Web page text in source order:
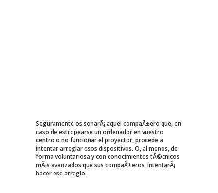
Seguramente os sonarÃ¡ aquel compaÃ±ero que, en
caso de estropearse un ordenador en vuestro
centro o no funcionar el proyector, procede a
intentar arreglar esos dispositivos. O, al menos, de
forma voluntariosa y con conocimientos tÃ©cnicos
mÃ¡s avanzados que sus compaÃ±eros, intentarÃ¡
hacer ese arreglo.